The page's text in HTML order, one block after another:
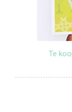
Te